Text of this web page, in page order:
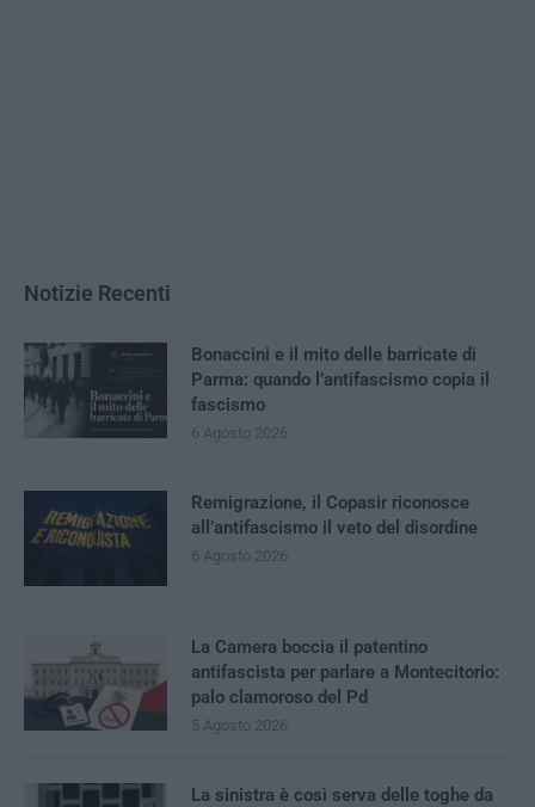
Notizie Recenti
Bonaccini e il mito delle barricate di
Parma: quando l’antifascismo copia il
fascismo
6 Agosto 2026
Remigrazione, il Copasir riconosce
all’antifascismo il veto del disordine
6 Agosto 2026
La Camera boccia il patentino
antifascista per parlare a Montecitorio:
palo clamoroso del Pd
5 Agosto 2026
La sinistra è così serva delle toghe da